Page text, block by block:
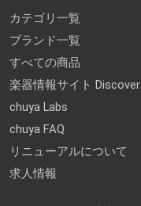
カテゴリ一覧
ブランド一覧
すべての商品
楽器情報サイト Discover
chuya Labs
chuya FAQ
リニューアルについて
求人情報